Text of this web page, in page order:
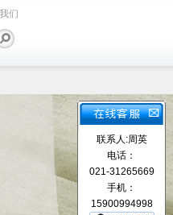
们
联系人:周英
电话：
021-31265669
手机：
15900994998